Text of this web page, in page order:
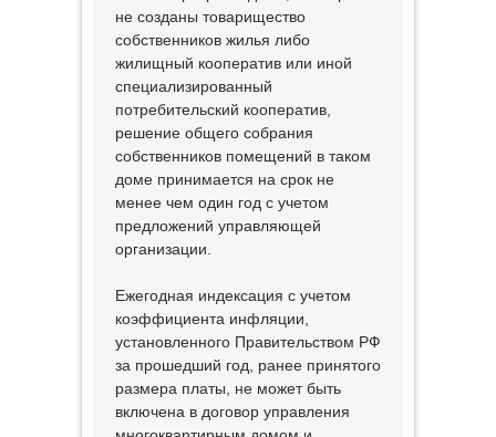
не созданы товарищество
собственников жилья либо
жилищный кооператив или иной
специализированный
потребительский кооператив,
решение общего собрания
собственников помещений в таком
доме принимается на срок не
менее чем один год с учетом
предложений управляющей
организации.
Ежегодная индексация с учетом
коэффициента инфляции,
установленного Правительством РФ
за прошедший год, ранее принятого
размера платы, не может быть
включена в договор управления